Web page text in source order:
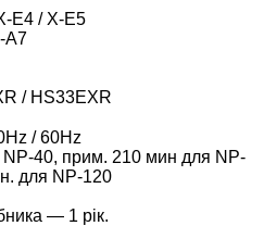
E4 / X-E5
A7
/ HS33EXR
/ 60Hz
40, прим. 210 мин для NP-
для NP-120
— 1 рік.